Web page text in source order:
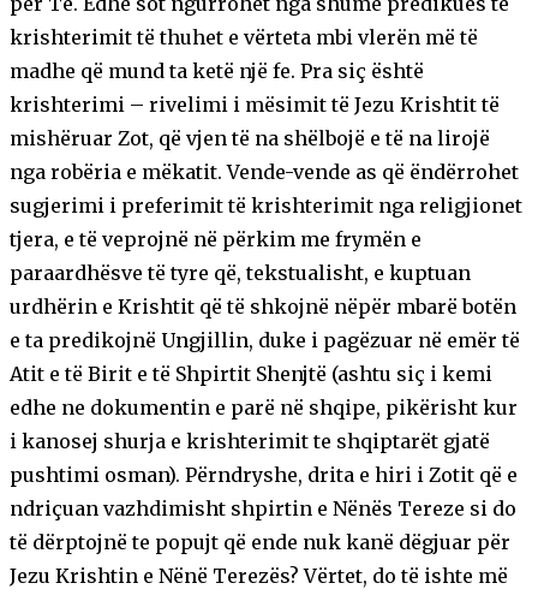
krishterimit të thuhet e vërteta mbi vlerën më të
madhe që mund ta ketë një fe. Pra siç është
krishterimi – rivelimi i mësimit të Jezu Krishtit të
mishëruar Zot, që vjen të na shëlbojë e të na lirojë
nga robëria e mëkatit. Vende-vende as që ëndërrohet
sugjerimi i preferimit të krishterimit nga religjionet
tjera, e të veprojnë në përkim me frymën e
paraardhësve të tyre që, tekstualisht, e kuptuan
urdhërin e Krishtit që të shkojnë nëpër mbarë botën
e ta predikojnë Ungjillin, duke i pagëzuar në emër të
Atit e të Birit e të Shpirtit Shenjtë (ashtu siç i kemi
edhe ne dokumentin e parë në shqipe, pikërisht kur
i kanosej shurja e krishterimit te shqiptarët gjatë
pushtimi osman). Përndryshe, drita e hiri i Zotit që e
ndriçuan vazhdimisht shpirtin e Nënës Tereze si do
të dërptojnë te popujt që ende nuk kanë dëgjuar për
Jezu Krishtin e Nënë Terezës? Vërtet, do të ishte më